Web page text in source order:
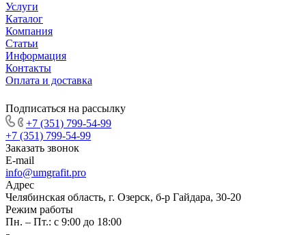
Услуги
Каталог
Компания
Статьи
Информация
Контакты
Оплата и доставка
Подписаться на рассылку
+7 (351) 799-54-99
+7 (351) 799-54-99
Заказать звонок
E-mail
info@umgrafit.pro
Адрес
Челябинская область, г. Озерск, б-р Гайдара, 30-20
Режим работы
Пн. – Пт.: с 9:00 до 18:00